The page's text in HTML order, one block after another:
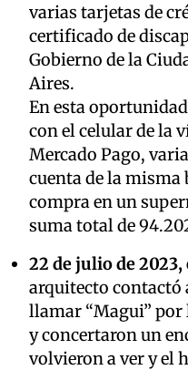
varias tarjetas de
certificado de
Gobierno de la
Aires.
En esta
con el celular de la
Mercado Pago,
cuenta de la
compra en un
suma total de
22 de julio de 2023,
arquitecto contactó
llamar “Magui” por
y concertaron un
volvieron a ver y el